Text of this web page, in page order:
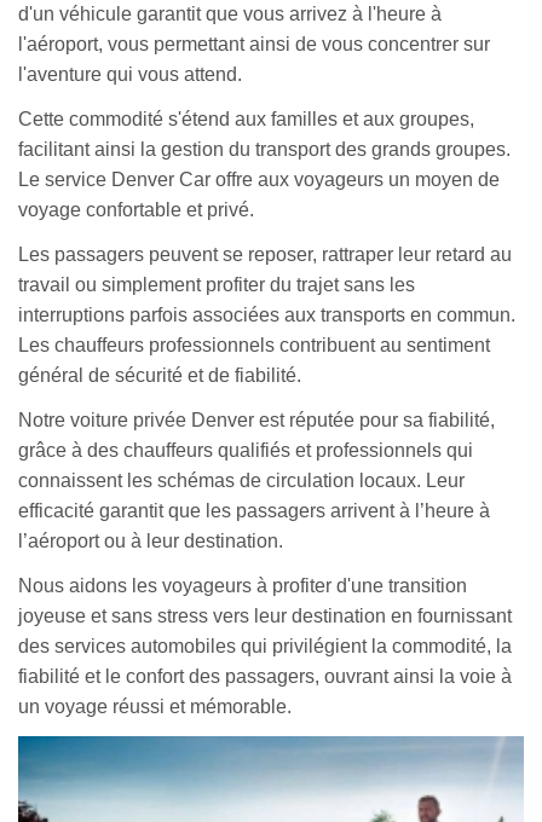
d'un véhicule garantit que vous arrivez à l'heure à
l'aéroport, vous permettant ainsi de vous concentrer sur
l'aventure qui vous attend.
Cette commodité s'étend aux familles et aux groupes,
facilitant ainsi la gestion du transport des grands groupes.
Le service Denver Car offre aux voyageurs un moyen de
voyage confortable et privé.
Les passagers peuvent se reposer, rattraper leur retard au
travail ou simplement profiter du trajet sans les
interruptions parfois associées aux transports en commun.
Les chauffeurs professionnels contribuent au sentiment
général de sécurité et de fiabilité.
Notre voiture privée Denver est réputée pour sa fiabilité,
grâce à des chauffeurs qualifiés et professionnels qui
connaissent les schémas de circulation locaux. Leur
efficacité garantit que les passagers arrivent à l’heure à
l’aéroport ou à leur destination.
Nous aidons les voyageurs à profiter d'une transition
joyeuse et sans stress vers leur destination en fournissant
des services automobiles qui privilégient la commodité, la
fiabilité et le confort des passagers, ouvrant ainsi la voie à
un voyage réussi et mémorable.